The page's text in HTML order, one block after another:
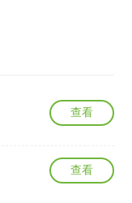
查看
查看